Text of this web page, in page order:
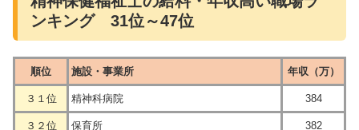
ンキング 31位～47位
順位 施設・事業所 年収（万）
３１位 精神科病院 384
３２位 保育所 382